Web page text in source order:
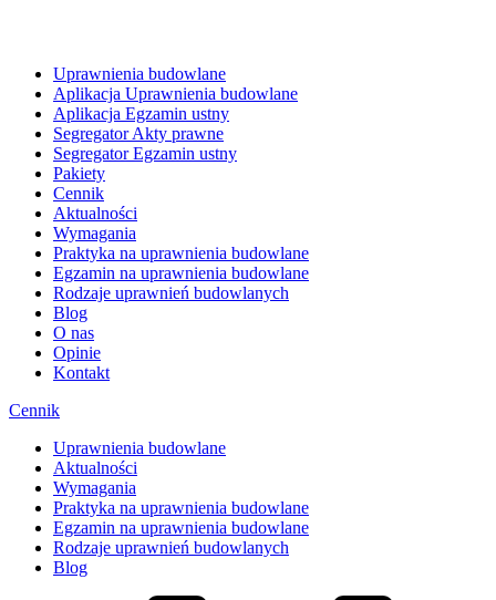
Uprawnienia budowlane
Aplikacja Uprawnienia budowlane
Aplikacja Egzamin ustny
Segregator Akty prawne
Segregator Egzamin ustny
Pakiety
Cennik
Aktualności
Wymagania
Praktyka na uprawnienia budowlane
Egzamin na uprawnienia budowlane
Rodzaje uprawnień budowlanych
Blog
O nas
Opinie
Kontakt
Cennik
Uprawnienia budowlane
Aktualności
Wymagania
Praktyka na uprawnienia budowlane
Egzamin na uprawnienia budowlane
Rodzaje uprawnień budowlanych
Blog